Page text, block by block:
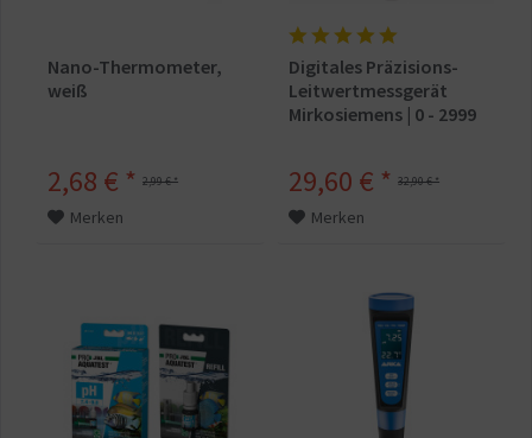
Nano-Thermometer,
weiß
2,99 € *
2,68 € *
Merken
Digitales Präzisions-
Leitwertmessgerät
Mirkosiemens | 0 - 2999
32,90 € *
29,60 € *
Merken